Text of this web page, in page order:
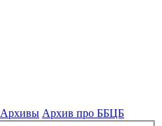
Архивы Архив про ББЦБ